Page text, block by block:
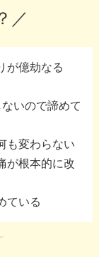
／
が億劫なる
いので諦めて
も変わらない
が根本的に改
ている